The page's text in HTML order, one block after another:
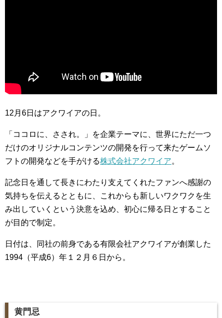
12月6日はアクワイアの日。
「ココロに、さされ。」を企業テーマに、世界にただ一つ
だけのオリジナルコンテンツの開発を行って来たゲームソ
フトの開発などを手がける株式会社アクワイア。
記念日を通して長きにわたり支えてくれたファンへ感謝の
気持ちを伝えるとともに、これからも新しいワクワクを生
み出していくという決意を込め、初心に帰る日とすること
が目的で制定。
日付は、同社の前身である有限会社アクワイアが創業した
1994（平成6）年１２月６日から。
黄門忌